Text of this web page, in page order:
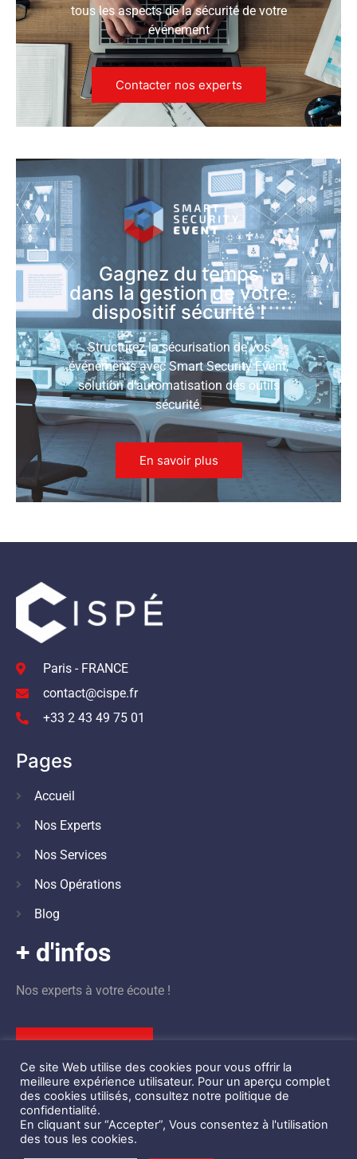
tous les aspects de la sécurité de votre
événement
Contacter nos experts
Gagnez du temps
dans la gestion de votre
dispositif sécurité !
Structurez la sécurisation de vos
événements avec Smart Security Event,
solution d’automatisation des outils
sécurité.
En savoir plus
Paris - FRANCE
contact@cispe.fr
+33 2 43 49 75 01
Pages
Accueil
Nos Experts
Nos Services
Nos Opérations
Blog
+ d'infos
Nos experts à votre écoute !
Design bySTBK ©
Ce site Web utilise des cookies pour vous offrir la
meilleure expérience utilisateur. Pour un aperçu complet
des cookies utilisés, consultez notre politique de
confidentialité.
En cliquant sur “Accepter”, Vous consentez à l'utilisation
des tous les cookies.